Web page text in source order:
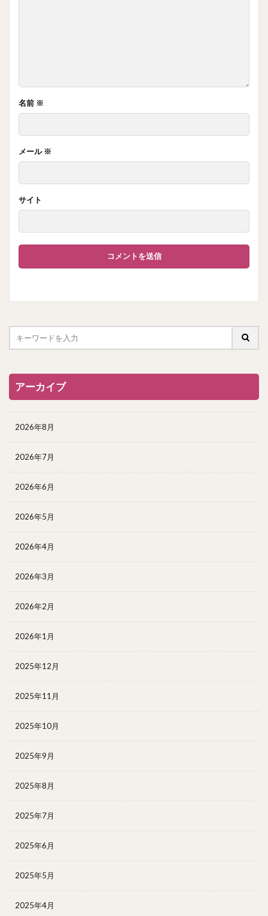
名前 ※
メール ※
サイト
アーカイブ
2026年8月
2026年7月
2026年6月
2026年5月
2026年4月
2026年3月
2026年2月
2026年1月
2025年12月
2025年11月
2025年10月
2025年9月
2025年8月
2025年7月
2025年6月
2025年5月
2025年4月